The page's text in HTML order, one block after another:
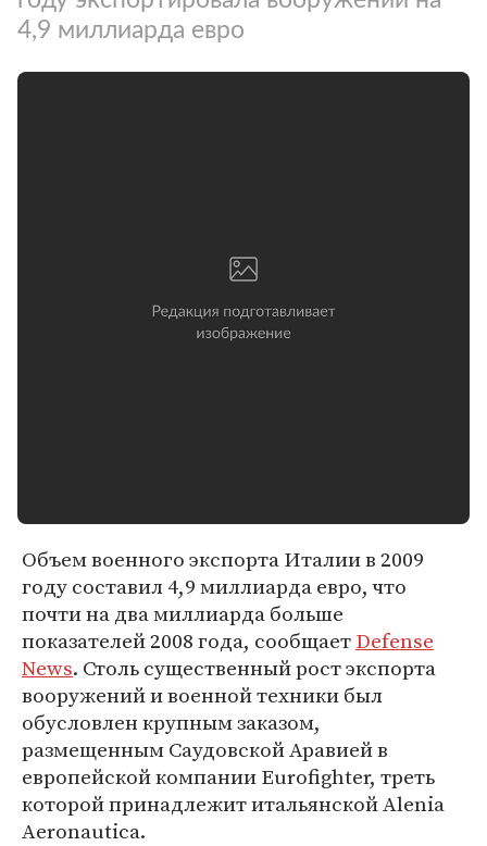
4,9 миллиарда евро
Объем военного экспорта Италии в 2009
году составил 4,9 миллиарда евро, что
почти на два миллиарда больше
показателей 2008 года, сообщаетDefense
News. Столь существенный рост экспорта
вооружений и военной техники был
обусловлен крупным заказом,
размещенным Саудовской Аравией в
европейской компании Eurofighter, треть
которой принадлежит итальянской Alenia
Aeronautica.